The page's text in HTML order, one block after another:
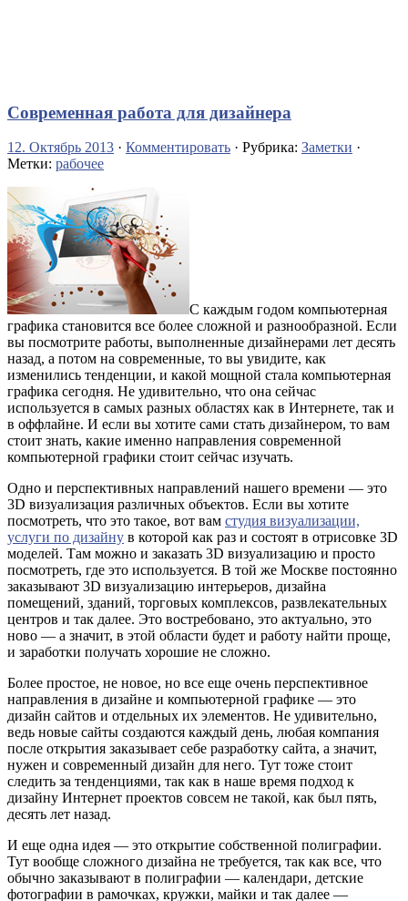
Современная работа для дизайнера
12. Октябрь 2013 · Комментировать · Рубрика: Заметки ·
Метки: рабочее
С каждым годом компьютерная
графика становится все более сложной и разнообразной. Если
вы посмотрите работы, выполненные дизайнерами лет десять
назад, а потом на современные, то вы увидите, как
изменились тенденции, и какой мощной стала компьютерная
графика сегодня. Не удивительно, что она сейчас
используется в самых разных областях как в Интернете, так и
в оффлайне. И если вы хотите сами стать дизайнером, то вам
стоит знать, какие именно направления современной
компьютерной графики стоит сейчас изучать.
Одно и перспективных направлений нашего времени — это
3D визуализация различных объектов. Если вы хотите
посмотреть, что это такое, вот вам студия визуализации,
услуги по дизайну в которой как раз и состоят в отрисовке 3D
моделей. Там можно и заказать 3D визуализацию и просто
посмотреть, где это используется. В той же Москве постоянно
заказывают 3D визуализацию интерьеров, дизайна
помещений, зданий, торговых комплексов, развлекательных
центров и так далее. Это востребовано, это актуально, это
ново — а значит, в этой области будет и работу найти проще,
и заработки получать хорошие не сложно.
Более простое, не новое, но все еще очень перспективное
направления в дизайне и компьютерной графике — это
дизайн сайтов и отдельных их элементов. Не удивительно,
ведь новые сайты создаются каждый день, любая компания
после открытия заказывает себе разработку сайта, а значит,
нужен и современный дизайн для него. Тут тоже стоит
следить за тенденциями, так как в наше время подход к
дизайну Интернет проектов совсем не такой, как был пять,
десять лет назад.
И еще одна идея — это открытие собственной полиграфии.
Тут вообще сложного дизайна не требуется, так как все, что
обычно заказывают в полиграфии — календари, детские
фотографии в рамочках, кружки, майки и так далее —